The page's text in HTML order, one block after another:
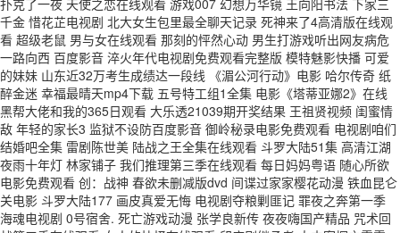
扑克了一夜 天使之恋在线观看 游戏007 幻想万华镜 王向阳书法 下家三
千金 惜花芷电视剧 北大女生包里最全聊天记录 死神来了4高清版在线观
看 超级老鼠 男与女在线观看 那刻的怦然心动 男生打游戏听出网友病危
一路向西 百度影音 淬火年代电视剧免费观看完整版 模特魅影快播 可爱
的妹妹 山东近32万考生成绩达一段线 《湄公河行动》电影 哈尔传奇 纸
醉金迷 幸福最晴天mp4下载 五号特工组1全集 电影《塔蒂亚娜2》在线
黑帮大佬和我的365日观看 大乐透21039期开奖结果 王祖贤视频 闺蜜情
敌 年轻的家长3 监狱不设防百度影音 御岭秘录电影免费观看 电视剧咱们
结婚吧全集 雷剧陈世美 陆战之王全集在线观看 斗罗大陆51集 高清江湖
夜雨十年灯 林家铺子 我们推理第三季在线观看 每日妈妈粤语 随心所欲
电影免费观看 创：战神 春欲未删减版dvd 间谍过家家樱花动漫 铁血昆仑
关电影 斗罗大陆177 画皮真爱无悔 电视剧夺粮剿匪记 罪夜之奔第一季
海魂电视剧 0号宿舍. 死亡游戏动漫 张学良新传 夜夜嗨国产精品 咒术回